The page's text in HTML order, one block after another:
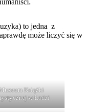
to jedna z
może liczyć się w
Książki
w Łodzi